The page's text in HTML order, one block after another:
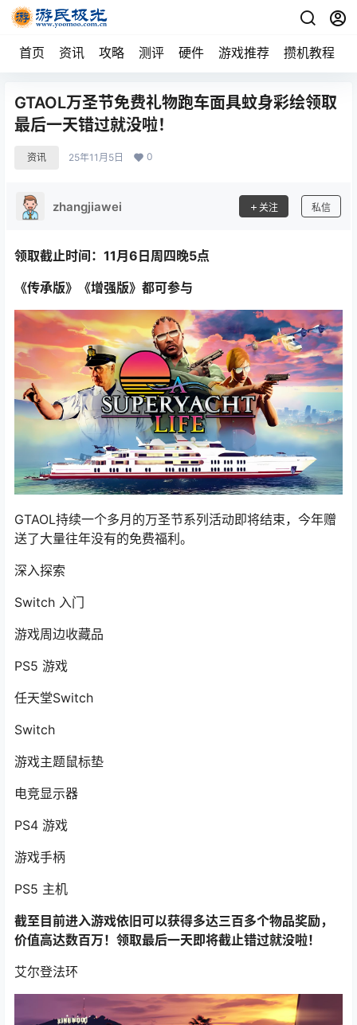
首页 资讯 攻略 测评 硬件 游戏推荐 攒机教程
GTAOL万圣节免费礼物跑车面具蚊身彩绘领取
最后一天错过就没啦！
资讯 25年11月5日 0
zhangjiawei 关注 私信
领取截止时间：11月6日周四晚5点
《传承版》《增强版》都可参与
GTAOL持续一个多月的万圣节系列活动即将结束，今年赠
送了大量往年没有的免费福利。
深入探索
Switch 入门
游戏周边收藏品
PS5 游戏
任天堂Switch
Switch
游戏主题鼠标垫
电竞显示器
PS4 游戏
游戏手柄
PS5 主机
截至目前进入游戏依旧可以获得多达三百多个物品奖励，
价值高达数百万！领取最后一天即将截止错过就没啦！
艾尔登法环